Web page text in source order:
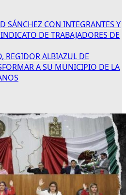
SÁNCHEZ CON INTEGRANTES Y
DE TRABAJADORES DE
REGIDOR ALBIAZUL DE
A SU MUNICIPIO DE LA